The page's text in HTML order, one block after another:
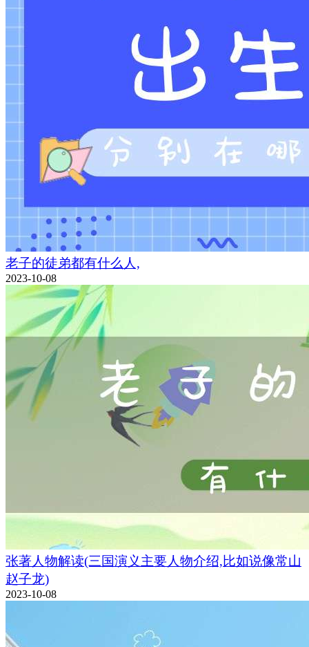
老子的徒弟都有什么人,
2023-10-08
张著人物解读(三国演义主要人物介绍,比如说像常山
赵子龙)
2023-10-08